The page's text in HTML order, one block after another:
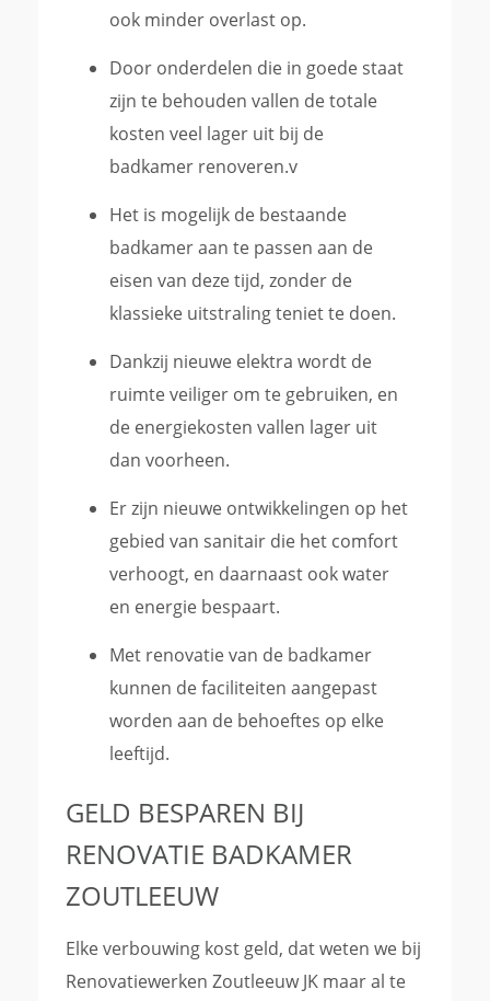
ook minder overlast op.
Door onderdelen die in goede staat
zijn te behouden vallen de totale
kosten veel lager uit bij de
badkamer renoveren.v
Het is mogelijk de bestaande
badkamer aan te passen aan de
eisen van deze tijd, zonder de
klassieke uitstraling teniet te doen.
Dankzij nieuwe elektra wordt de
ruimte veiliger om te gebruiken, en
de energiekosten vallen lager uit
dan voorheen.
Er zijn nieuwe ontwikkelingen op het
gebied van sanitair die het comfort
verhoogt, en daarnaast ook water
en energie bespaart.
Met renovatie van de badkamer
kunnen de faciliteiten aangepast
worden aan de behoeftes op elke
leeftijd.
GELD BESPAREN BIJ
RENOVATIE BADKAMER
ZOUTLEEUW
Elke verbouwing kost geld, dat weten we bij
Renovatiewerken Zoutleeuw JK maar al te